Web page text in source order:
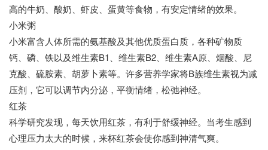
高的牛奶、酸奶、虾皮、蛋黄等食物，有安定情绪的效果。
小米粥
小米富含人体所需的氨基酸及其他优质蛋白质，各种矿物质
钙、磷、铁以及维生素B1、维生素B2、维生素A原、烟酸、尼
克酸、硫胺素、胡萝卜素等。许多营养学家将B族维生素视为减
压剂，它可以调节内分泌，平衡情绪，松弛神经。
红茶
科学研究发现，每天饮用红茶，有利于舒缓神经。当考生感到
心理压力太大的时候，来杯红茶会使你感到神清气爽。